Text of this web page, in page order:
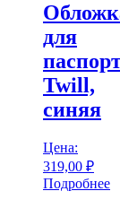
для
Twill,
синяя
Цена:
319,00 ₽
Подробнее